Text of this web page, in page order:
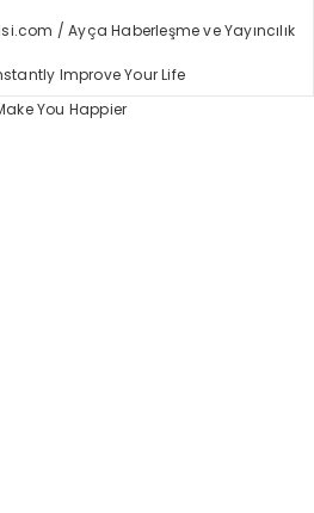
/ Ayça Haberleşme ve Yayıncılık
Improve Your Life
You Happier